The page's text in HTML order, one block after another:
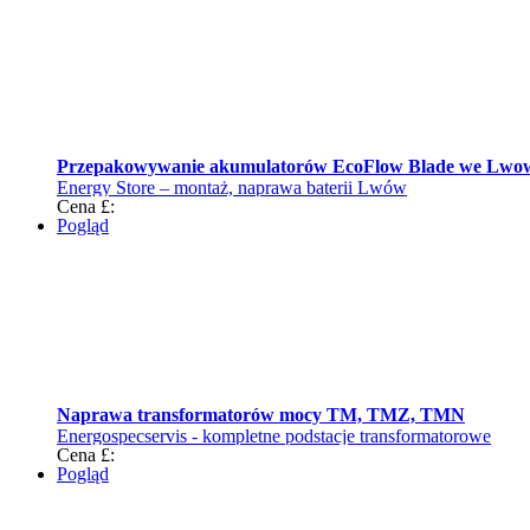
Przepakowywanie akumulatorów EcoFlow Blade we
Energy Store – montaż, naprawa baterii Lwów
Cena £:
Pogląd
Naprawa transformatorów mocy TM, TMZ, TMN
Energospecservis - kompletne podstacje transformatorowe
Cena £:
Pogląd